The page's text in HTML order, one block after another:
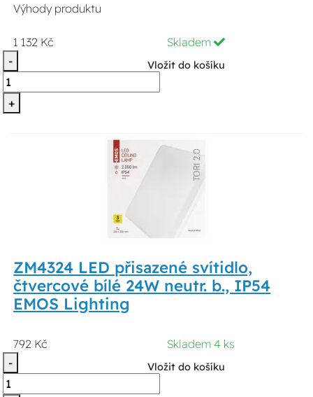
Výhody produktu
1 132 Kč
Skladem
-
+
Vložit do košíku
ZM4324 LED přisazené svítidlo,
čtvercové bílé 24W neutr. b., IP54
EMOS Lighting
792 Kč
Skladem 4 ks
-
Vložit do košíku